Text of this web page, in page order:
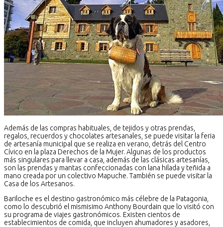
Además de las compras habituales, de tejidos y otras prendas,
regalos, recuerdos y chocolates artesanales, se puede visitar la feria
de artesanía municipal que se realiza en verano, detrás del Centro
Cívico en la plaza Derechos de la Mujer. Algunas de los productos
más singulares para llevar a casa, además de las clásicas artesanías,
son las prendas y mantas confeccionadas con lana hilada y teñida a
mano creada por un colectivo Mapuche. También se puede visitar la
Casa de los Artesanos.
Bariloche es el destino gastronómico más célebre de la Patagonia,
como lo descubrió el mismisimo Anthony Bourdain que lo visitó con
su programa de viajes gastronómicos. Existen cientos de
establecimientos de comida, que incluyen ahumadores y asadores,